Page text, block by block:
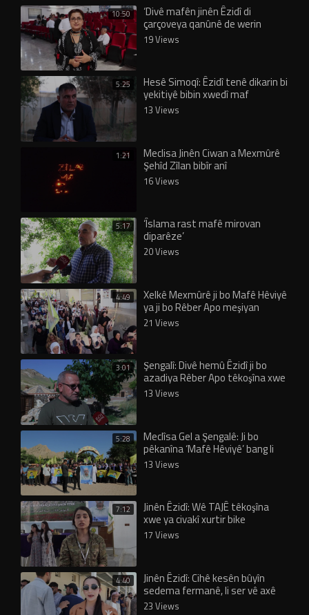
10:50 ‘Divê mafên jinên Êzidî di
çarçoveya qanûnê de werin
parastin’
19 Views
5:25 Hesê Simoqî: Êzidî tenê dikarin bi
yekitiyê bibin xwedî maf
13 Views
1:21 Meclisa Jinên Ciwan a Mexmûrê
Şehîd Zîlan bibîr anî
16 Views
5:17 ‘Îslama rast mafê mirovan
diparêze’
20 Views
4:49 Xelkê Mexmûrê ji bo Mafê Hêviyê
ya ji bo Rêber Apo meşiyan
21 Views
3:01 Şengalî: Divê hemû Êzidî ji bo
azadiya Rêber Apo têkoşîna xwe
mezin bikin
13 Views
5:28 Meclîsa Gel a Şengalê: Ji bo
pêkanîna ‘Mafê Hêviyê’ bang li
KE’yê kir
13 Views
7:12 Jinên Êzidî: Wê TAJÊ têkoşîna
xwe ya civakî xurtir bike
17 Views
4:40 Jinên Êzidî: Cihê kesên bûyîn
sedema fermanê, li ser vê axê
nîne!
23 Views